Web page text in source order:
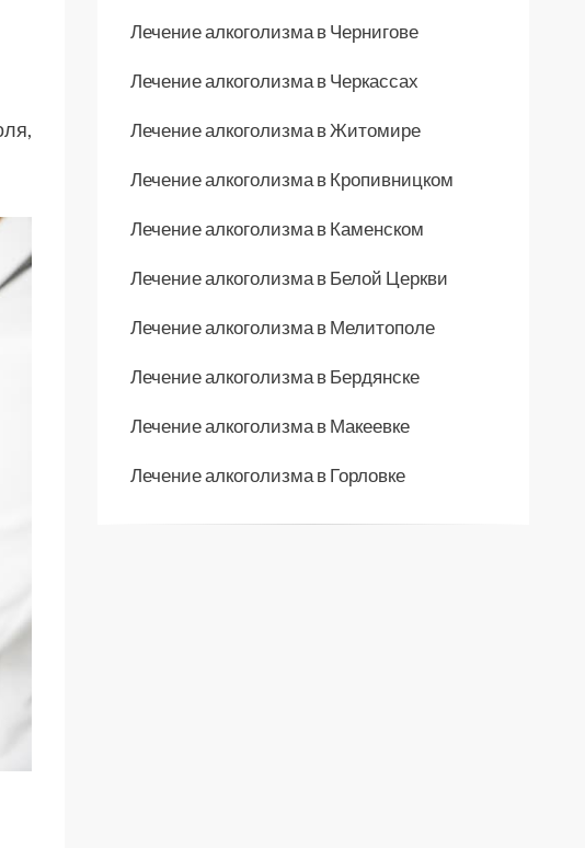
Лечение алкоголизма в Чернигове
Лечение алкоголизма в Черкассах
Лечение алкоголизма в Житомире
Лечение алкоголизма в Кропивницком
Лечение алкоголизма в Каменском
Лечение алкоголизма в Белой Церкви
Лечение алкоголизма в Мелитополе
Лечение алкоголизма в Бердянске
Лечение алкоголизма в Макеевке
Лечение алкоголизма в Горловке